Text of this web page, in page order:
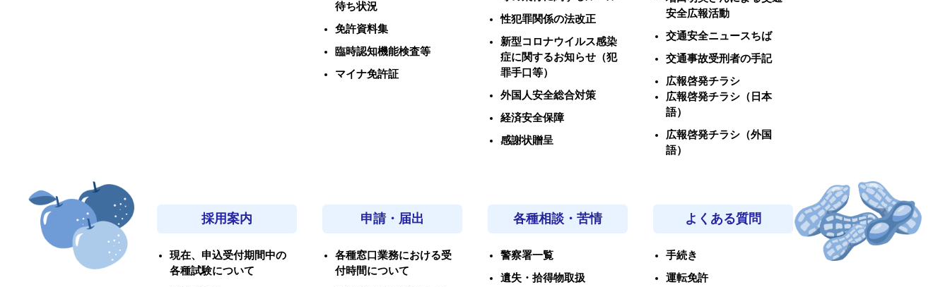
待ち状況
免許資料集
臨時認知機能検査等
マイナ免許証
性犯罪関係の法改正
新型コロナウイルス感染
症に関するお知らせ（犯
罪手口等）
外国人安全総合対策
経済安全保障
感謝状贈呈
安全広報活動
交通安全ニュースちば
交通事故受刑者の手記
広報啓発チラシ
広報啓発チラシ（日本
語）
広報啓発チラシ（外国
語）
採用案内
現在、申込受付期間中の
各種試験について
申請・届出
各種窓口業務における受
付時間について
各種相談・苦情
警察署一覧
遺失・拾得物取扱
よくある質問
手続き
運転免許